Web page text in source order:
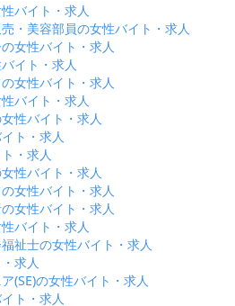
バイト・求人
・美容部員の女性バイト・求人
女性バイト・求人
イト・求人
女性バイト・求人
バイト・求人
性バイト・求人
ト・求人
・求人
性バイト・求人
女性バイト・求人
女性バイト・求人
バイト・求人
祉士の女性バイト・求人
求人
(SE)の女性バイト・求人
ト・求人